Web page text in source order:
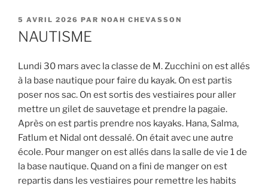
PUBLIÉ
LE
5 AVRIL 2026 PAR NOAH CHEVASSON
NAUTISME
Lundi 30 mars avec la classe de M. Zucchini on est allés
à la base nautique pour faire du kayak. On est partis
poser nos sac. On est sortis des vestiaires pour aller
mettre un gilet de sauvetage et prendre la pagaie.
Après on est partis prendre nos kayaks. Hana, Salma,
Fatlum et Nidal ont dessalé. On était avec une autre
école. Pour manger on est allés dans la salle de vie 1 de
la base nautique. Quand on a fini de manger on est
repartis dans les vestiaires pour remettre les habits